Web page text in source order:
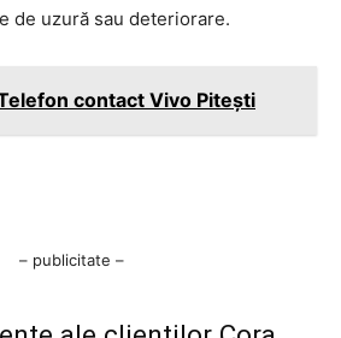
de uzură sau deteriorare.
contact Vivo Pitești
– publicitate –